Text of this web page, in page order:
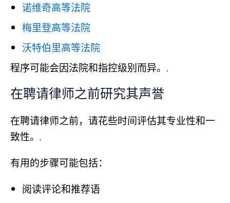
诺维奇高等法院
梅里登高等法院
沃特伯里高等法院
程序可能会因法院和指控级别而异。.
在聘请律师之前研究其声誉
在聘请律师之前，请花些时间评估其专业性和一
致性。.
有用的步骤可能包括：
阅读评论和推荐语